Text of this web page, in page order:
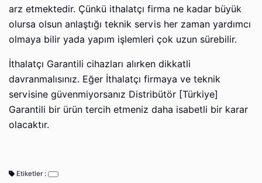
arz etmektedir. Çünkü ithalatçı firma ne kadar büyük
olursa olsun anlaştığı teknik servis her zaman yardımcı
olmaya bilir yada yapım işlemleri çok uzun sürebilir.
İthalatçı Garantili cihazları alırken dikkatli
davranmalısınız. Eğer İthalatçı firmaya ve teknik
servisine güvenmiyorsanız Distribütör [Türkiye]
Garantili bir ürün tercih etmeniz daha isabetli bir karar
olacaktır.
Etiketler :